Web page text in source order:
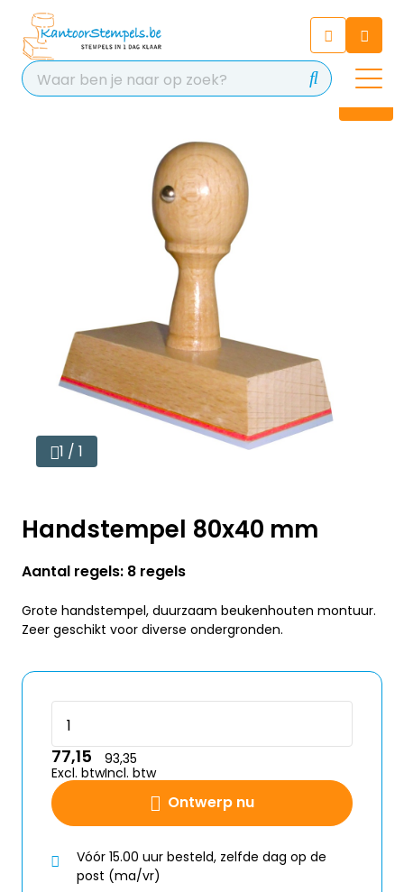
Chat 24/7 met onze chatbot
voor hulp
Contact
1 / 1
Handstempel 80x40 mm
Aantal regels: 8 regels
Grote handstempel, duurzaam beukenhouten montuur.
Zeer geschikt voor diverse ondergronden.
Ontwerp nu
77,15
Excl. btw
93,35
Incl. btw
Vóór 15.00 uur besteld, zelfde dag op de
post (ma/vr)